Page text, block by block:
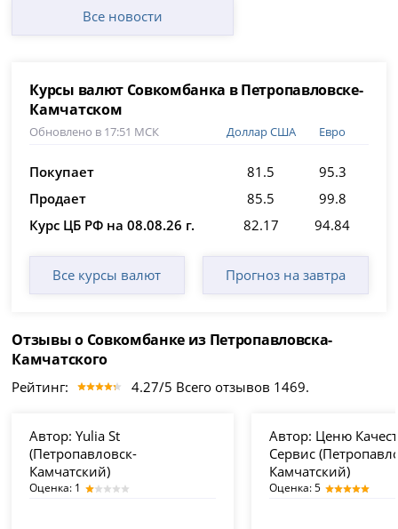
Все новости
Курсы валют Совкомбанка в Петропавловске-
Камчатском
Обновлено в 17:51 МСК Доллар США Евро
Покупает 81.5
95.3
Продает
85.5
99.8
Курс ЦБ РФ на 08.08.26 г.
82.17 94.84
Все курсы валют Прогноз на завтра
Отзывы о Совкомбанке из Петропавловска-
Камчатского
Рейтинг: 4.27/5 Всего отзывов 1469.
Автор: Yulia St
(Петропавловск-
Камчатский)
Оценка: 1
Автор: Ценю
Сервис
Камчатский)
Оценка: 5